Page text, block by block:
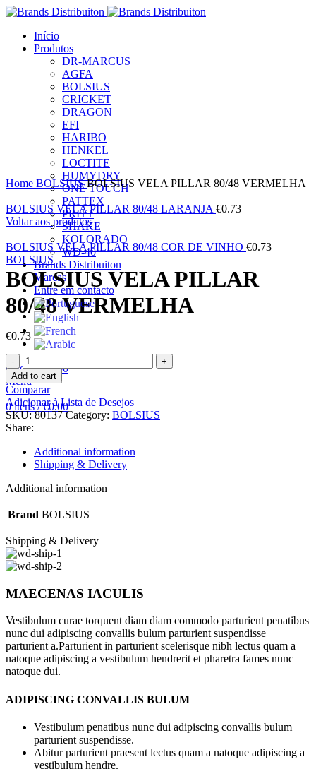
Início
Produtos
DR-MARCUS
AGFA
BOLSIUS
CRICKET
DRAGON
EFI
HARIBO
HENKEL
LOCTITE
HUMYDRY
ONE TOUCH
PATTEX
PRITT
SHAKE
KOLORADO
WD-40
Brands Distribuiton
Marcas
Entre em contacto
0itens / €0.00
Menu
0itens / €0.00
Clique para ampliar
Home BOLSIUSBOLSIUS VELA PILLAR 80/48 VERMELHA
BOLSIUS VELA PILLAR 80/48 LARANJA €0.73
Voltar aos produtos
BOLSIUS VELA PILLAR 80/48 COR DE VINHO €0.73
BOLSIUS
BOLSIUS VELA PILLAR
80/48 VERMELHA
€0.73
BOLSIUS
VELA
PILLAR
80/48
VERMELHA
quantity
Add to cart
Comparar
Adicionar à Lista de Desejos
SKU:80137Category: BOLSIUS
Share:
Additional information
Shipping & Delivery
Additional information
Brand BOLSIUS
Shipping & Delivery
MAECENAS IACULIS
Vestibulum curae torquent diam diam commodo parturient penatibus
nunc dui adipiscing convallis bulum parturient suspendisse
parturient a.Parturient in parturient scelerisque nibh lectus quam a
natoque adipiscing a vestibulum hendrerit et pharetra fames nunc
natoque dui.
ADIPISCING CONVALLIS BULUM
Vestibulum penatibus nunc dui adipiscing convallis bulum
parturient suspendisse.
Abitur parturient praesent lectus quam a natoque adipiscing a
vestibulum hendre.